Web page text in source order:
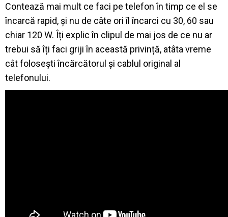
Contează mai mult ce faci pe telefon în timp ce el se
încarcă rapid, și nu de câte ori îl încarci cu 30, 60 sau
chiar 120 W. Îți explic în clipul de mai jos de ce nu ar
trebui să îți faci griji în această privință, atâta vreme
cât folosești încărcătorul și cablul original al
telefonului.